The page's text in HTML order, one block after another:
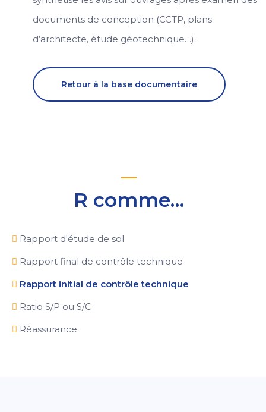
documents de conception (CCTP, plans
d’architecte, étude géotechnique…).
Retour à la base documentaire
R comme…
Rapport d'étude de sol
Rapport final de contrôle technique
Rapport initial de contrôle technique
Ratio S/P ou S/C
Réassurance